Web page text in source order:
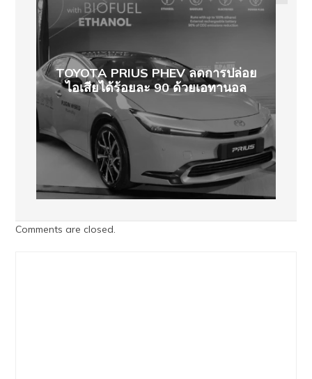
TOYOTA PRIUS PHEV ลดการปล่อย
ไอเสียได้ร้อยละ 90 ด้วยเอทานอล
Comments are closed.